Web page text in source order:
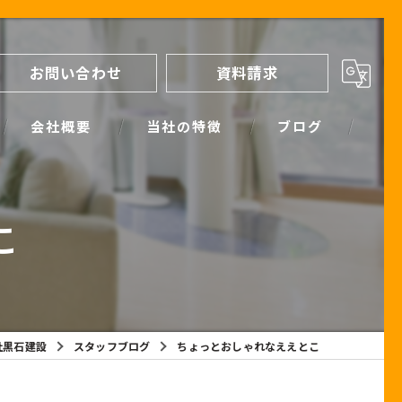
お問い合わせ 資料請求
会社概要 当社の特徴
間取り
断熱
ブログ
スタッフブログ
石建設 スタッフブログ ちょっとおしゃれなええとこ